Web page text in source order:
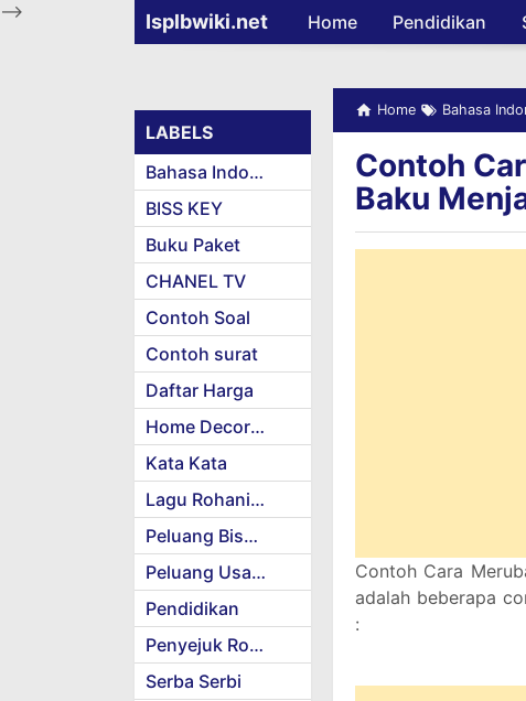
--> Isplbwiki.net Home Pendidikan
Home Bahasa
Contoh
Baku
Contoh Cara
adalah beberapa
:
LABELS
Bahasa Indonesia
BISS KEY
Buku Paket
CHANEL TV
Contoh Soal
Contoh surat
Daftar Harga
Home Decoration
Kata Kata
Lagu Rohani Kristen
Peluang Bisnis
Peluang Usaha
Pendidikan
Penyejuk Rohani
Serba Serbi